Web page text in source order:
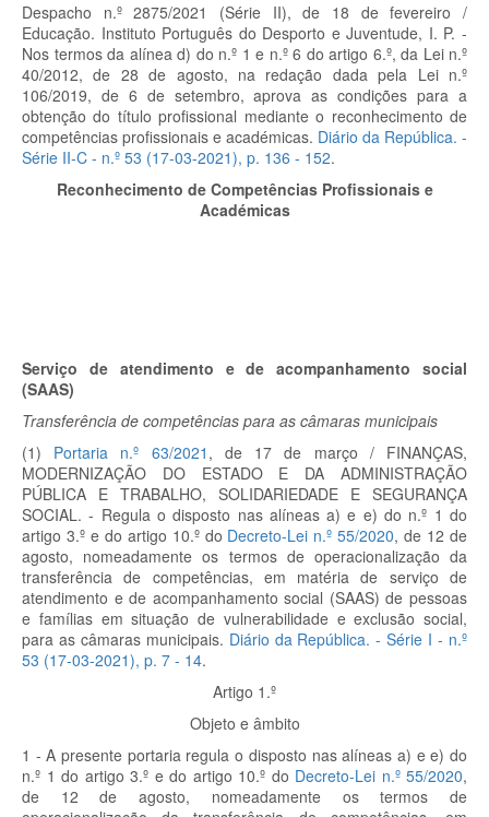
Despacho n.º 2875/2021 (Série II), de 18 de fevereiro /
Educação. Instituto Português do Desporto e Juventude, I. P. -
Nos termos da alínea d) do n.º 1 e n.º 6 do artigo 6.º, da Lei n.º
40/2012, de 28 de agosto, na redação dada pela Lei n.º
106/2019, de 6 de setembro, aprova as condições para a
obtenção do título profissional mediante o reconhecimento de
competências profissionais e académicas. Diário da República. -
Série II-C - n.º 53 (17-03-2021), p. 136 - 152.
Reconhecimento de Competências Profissionais e
Académicas
Serviço de atendimento e de acompanhamento social
(SAAS)
Transferência de competências para as câmaras municipais
(1) Portaria n.º 63/2021 , de 17 de março / FINANÇAS,
MODERNIZAÇÃO DO ESTADO E DA ADMINISTRAÇÃO
PÚBLICA E TRABALHO, SOLIDARIEDADE E SEGURANÇA
SOCIAL. - Regula o disposto nas alíneas a) e e) do n.º 1 do
artigo 3.º e do artigo 10.º do Decreto-Lei n.º 55/2020, de 12 de
agosto, nomeadamente os termos de operacionalização da
transferência de competências, em matéria de serviço de
atendimento e de acompanhamento social (SAAS) de pessoas
e famílias em situação de vulnerabilidade e exclusão social,
para as câmaras municipais. Diário da República. - Série I - n.º
53 (17-03-2021), p. 7 - 14.
Artigo 1.º
Objeto e âmbito
1 - A presente portaria regula o disposto nas alíneas a) e e) do
n.º 1 do artigo 3.º e do artigo 10.º do Decreto-Lei n.º 55/2020,
de 12 de agosto, nomeadamente os termos de